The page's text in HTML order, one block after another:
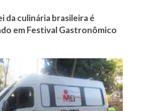
da culinária brasileira é
em Festival Gastronômico